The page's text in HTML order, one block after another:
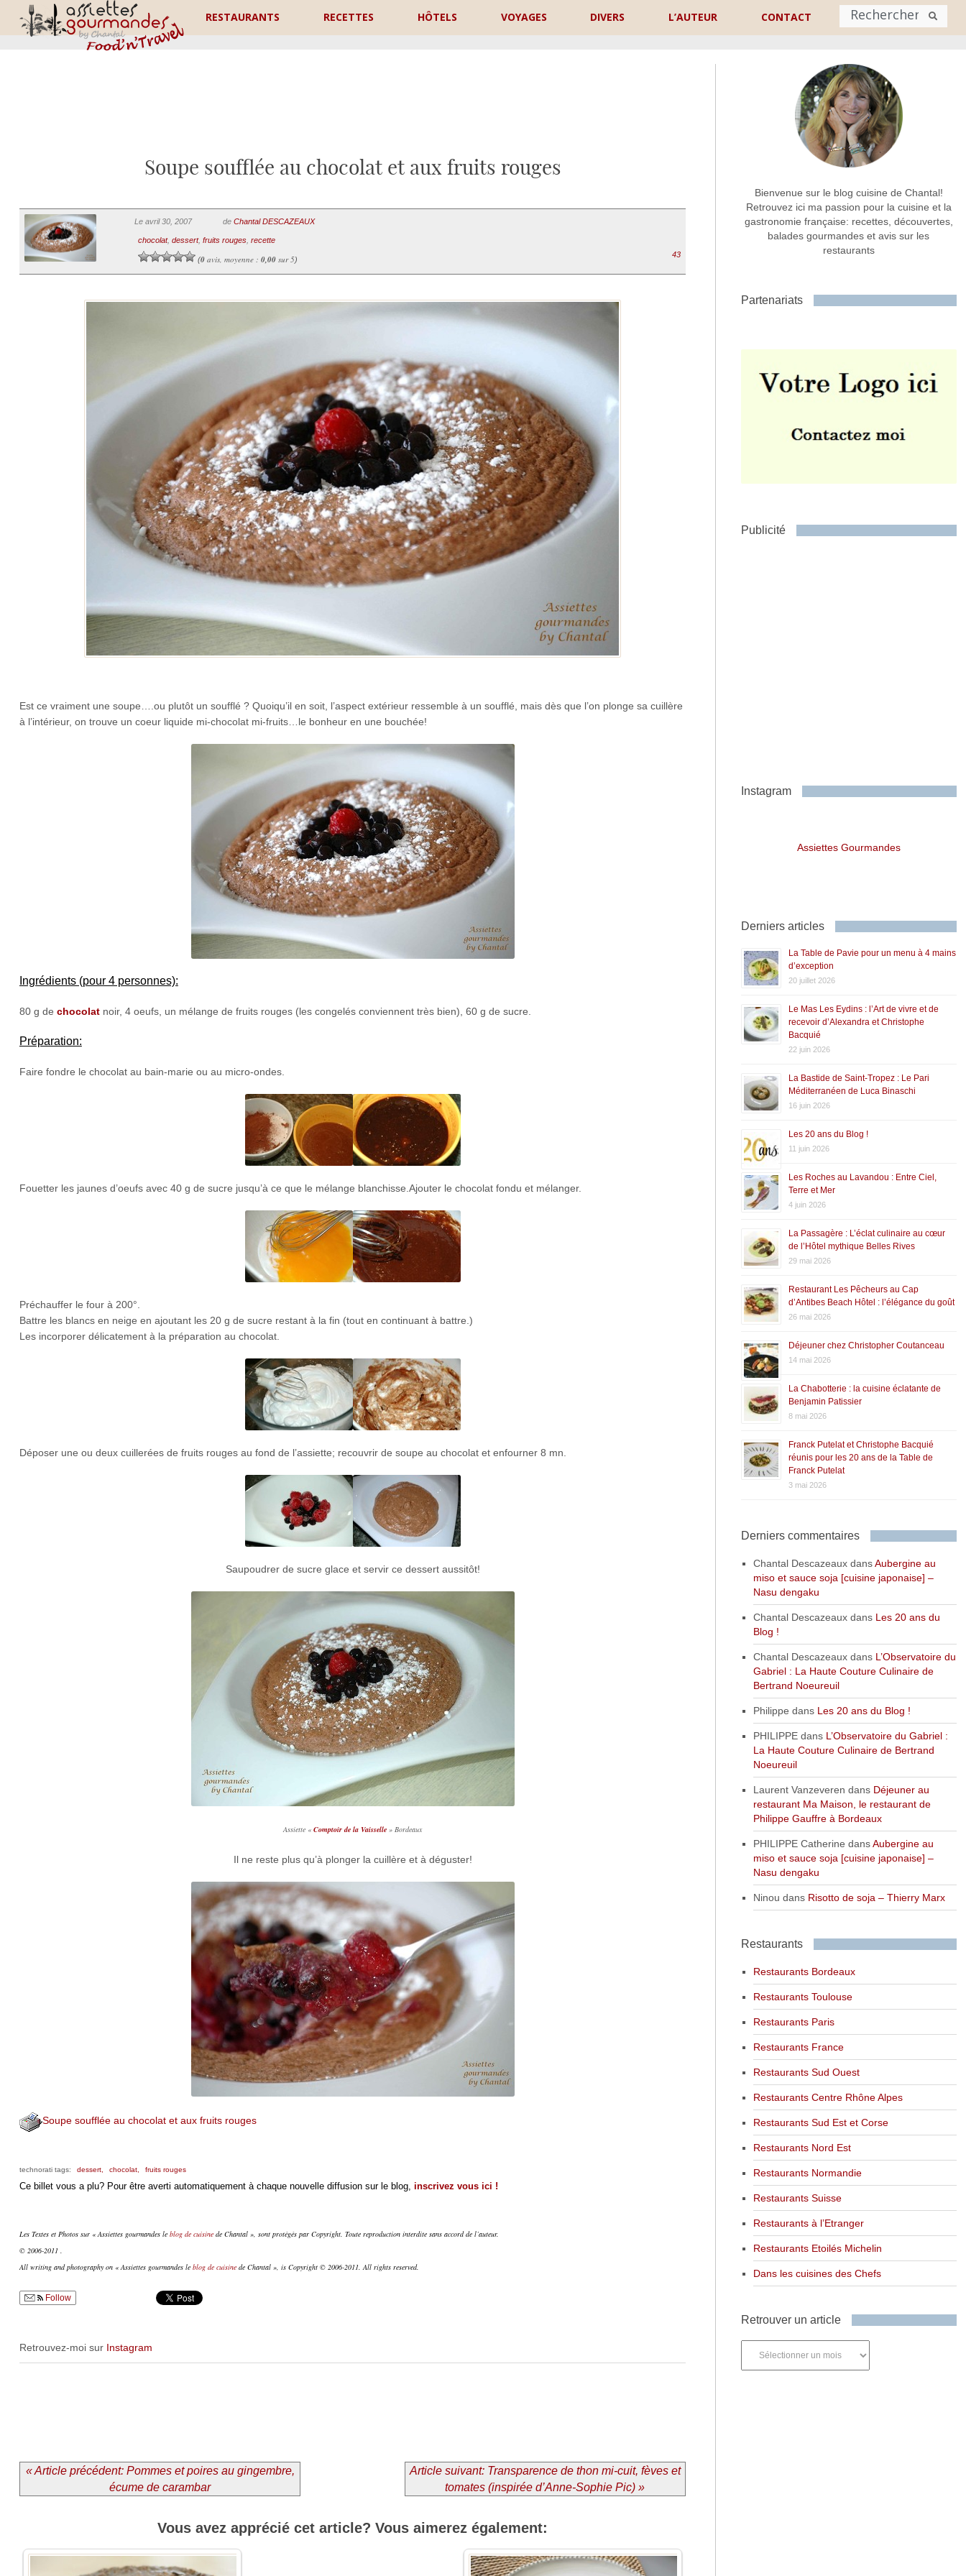
RESTAURANTS RECETTES HÔTELS VOYAGES DIVERS L’AUTEUR CONTACT
Nom
Commentaire ou message *
Soupe soufflée au chocolat et aux fruits rouges
Le avril 30, 2007 de Chantal DESCAZEAUX
chocolat, dessert, fruits rouges, recette
(0avis, moyenne : 0,00sur 5)
43
Est ce vraiment une soupe….ou plutôt un soufflé ? Quoiqu’il en soit, l’aspect extérieur ressemble à un soufflé, mais dès que l’on plonge sa cuillère
à l’intérieur, on trouve un coeur liquide mi-chocolat mi-fruits…le bonheur en une bouchée!
Ingrédients (pour 4 personnes):
80 g de chocolatnoir, 4 oeufs, un mélange de fruits rouges (les congelés conviennent très bien), 60 g de sucre.
Préparation:
Faire fondre le chocolat au bain-marie ou au micro-ondes.
Fouetter les jaunes d’oeufs avec 40 g de sucre jusqu’à ce que le mélange blanchisse.Ajouter le chocolat fondu et mélanger.
Préchauffer le four à 200°.
Battre les blancs en neige en ajoutant les 20 g de sucre restant à la fin (tout en continuant à battre.)
Les incorporer délicatement à la préparation au chocolat.
Déposer une ou deux cuillerées de fruits rouges au fond de l’assiette; recouvrir de soupe au chocolat et enfourner 8 mn.
Saupoudrer de sucre glace et servir ce dessert aussitôt!
Assiette «Comptoir de la Vaisselle » Bordeaux
Il ne reste plus qu’à plonger la cuillère et à déguster!
Soupe soufflée au chocolat et aux fruits rouges
technorati tags: dessert, chocolat, fruits rouges
Ce billet vous a plu? Pour être averti automatiquement à chaque nouvelle diffusion sur le blog, inscrivez vous ici !
Les Textes et Photos sur « Assiettes gourmandes le blog de cuisinede Chantal », sont protégés par Copyright. Toute reproduction interdite sans accord de l’auteur.
© 2006-2011 .
All writing and photography on « Assiettes gourmandes le blog de cuisinede Chantal », is Copyright © 2006-2011. All rights reserved.
Follow
Retrouvez-moi sur Instagram
« Article précédent: Pommes et poires au gingembre,
écume de carambar
Article suivant: Transparence de thon mi-cuit, fèves et
tomates (inspirée d’Anne-Sophie Pic) »
Vous avez apprécié cet article? Vous aimerez également:
Bienvenue sur le blog cuisine de Chantal!
Retrouvez ici ma passion pour la cuisine et la
gastronomie française: recettes, découvertes,
balades gourmandes et avis sur les
restaurants
Partenariats
Publicité
Instagram
Assiettes Gourmandes
Derniers articles
La Table de Pavie pour un menu à 4 mains
d’exception
20 juillet 2026
Le Mas Les Eydins : l’Art de vivre et de
recevoir d’Alexandra et Christophe
Bacquié
22 juin 2026
La Bastide de Saint-Tropez : Le Pari
Méditerranéen de Luca Binaschi
16 juin 2026
Les 20 ans du Blog !
11 juin 2026
Les Roches au Lavandou : Entre Ciel,
Terre et Mer
4 juin 2026
La Passagère : L’éclat culinaire au cœur
de l’Hôtel mythique Belles Rives
29 mai 2026
Restaurant Les Pêcheurs au Cap
d’Antibes Beach Hôtel : l’élégance du goût
26 mai 2026
Déjeuner chez Christopher Coutanceau
14 mai 2026
La Chabotterie : la cuisine éclatante de
Benjamin Patissier
8 mai 2026
Franck Putelat et Christophe Bacquié
réunis pour les 20 ans de la Table de
Franck Putelat
3 mai 2026
Derniers commentaires
Chantal DescazeauxdansAubergine au
miso et sauce soja [cuisine japonaise] –
Nasu dengaku
Chantal Descazeauxdans Les 20 ans du
Blog !
Chantal Descazeauxdans L’Observatoire du
Gabriel : La Haute Couture Culinaire de
Bertrand Noeureuil
Philippe dans Les 20 ans du Blog !
PHILIPPEdans L’Observatoire du Gabriel :
La Haute Couture Culinaire de Bertrand
Noeureuil
Laurent Vanzeveren dans Déjeuner au
restaurant Ma Maison, le restaurant de
Philippe Gauffre à Bordeaux
PHILIPPE Catherine dansAubergine au
miso et sauce soja [cuisine japonaise] –
Nasu dengaku
Ninou dans Risotto de soja – Thierry Marx
Restaurants
Restaurants Bordeaux
Restaurants Toulouse
Restaurants Paris
Restaurants France
Restaurants Sud Ouest
Restaurants Centre Rhône Alpes
Restaurants Sud Est et Corse
Restaurants Nord Est
Restaurants Normandie
Restaurants Suisse
Restaurants à l’Etranger
Restaurants Etoilés Michelin
Dans les cuisines des Chefs
Retrouver un article